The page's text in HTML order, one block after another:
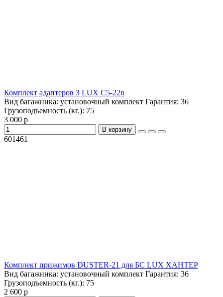
Комплект адаптеров 3 LUX C5-22n
Вид багажника: установочный комплект Гарантия: 36
Грузоподъемность (кг.): 75
3 000 р
В корзину
601461
Комплект прижимов DUSTER-21 для БС LUX ХАНТЕР
Вид багажника: установочный комплект Гарантия: 36
Грузоподъемность (кг.): 75
2 600 р